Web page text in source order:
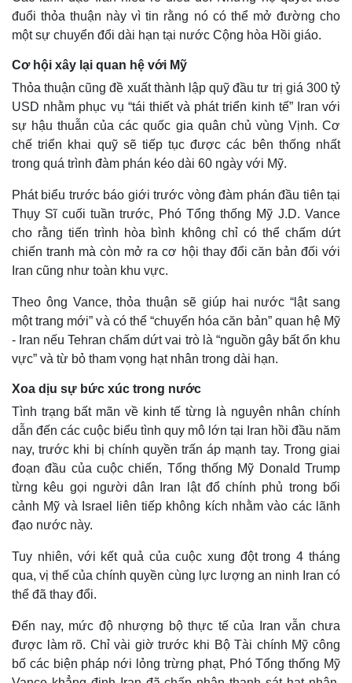
đuổi thỏa thuận này vì tin rằng nó có thể mở đường cho
một sự chuyển đổi dài hạn tại nước Cộng hòa Hồi giáo.
Cơ hội xây lại quan hệ với Mỹ
Thỏa thuận cũng đề xuất thành lập quỹ đầu tư trị giá 300 tỷ
USD nhằm phục vụ “tái thiết và phát triển kinh tế” Iran với
sự hậu thuẫn của các quốc gia quân chủ vùng Vịnh. Cơ
chế triển khai quỹ sẽ tiếp tục được các bên thống nhất
trong quá trình đàm phán kéo dài 60 ngày với Mỹ.
Phát biểu trước báo giới trước vòng đàm phán đầu tiên tại
Thụy Sĩ cuối tuần trước, Phó Tổng thống Mỹ J.D. Vance
cho rằng tiến trình hòa bình không chỉ có thể chấm dứt
chiến tranh mà còn mở ra cơ hội thay đổi căn bản đối với
Iran cũng như toàn khu vực.
Theo ông Vance, thỏa thuận sẽ giúp hai nước “lật sang
một trang mới” và có thể “chuyển hóa căn bản” quan hệ Mỹ
- Iran nếu Tehran chấm dứt vai trò là “nguồn gây bất ổn khu
vực” và từ bỏ tham vọng hạt nhân trong dài hạn.
Xoa dịu sự bức xúc trong nước
Tình trạng bất mãn về kinh tế từng là nguyên nhân chính
dẫn đến các cuộc biểu tình quy mô lớn tại Iran hồi đầu năm
nay, trước khi bị chính quyền trấn áp mạnh tay. Trong giai
đoạn đầu của cuộc chiến, Tổng thống Mỹ Donald Trump
từng kêu gọi người dân Iran lật đổ chính phủ trong bối
cảnh Mỹ và Israel liên tiếp không kích nhằm vào các lãnh
đạo nước này.
Tuy nhiên, với kết quả của cuộc xung đột trong 4 tháng
qua, vị thế của chính quyền cùng lực lượng an ninh Iran có
thể đã thay đổi.
Đến nay, mức độ nhượng bộ thực tế của Iran vẫn chưa
được làm rõ. Chỉ vài giờ trước khi Bộ Tài chính Mỹ công
bố các biện pháp nới lỏng trừng phạt, Phó Tổng thống Mỹ